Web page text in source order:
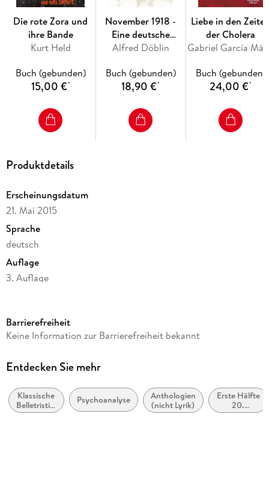
Die rote Zora und
ihre Bande
Kurt Held
Buch (gebunden)
15,00 €*
November 1918 -
Eine deutsche
Revolution
Alfred Döblin
Buch (gebunden)
18,90 €*
Liebe in den
der Cholera
Buch (gebunden)
24,00 €*
Produktdetails
Erscheinungsdatum
21. Mai 2015
Sprache
deutsch
Auflage
3. Auflage
Reihe
Autor/Autorin
Herausgegeben von
Cordelia Schmidt-Hellerau
Barrierefreiheit
Keine Information zur Barrierefreiheit bekannt
Entdecken Sie mehr
Klassische
Belletristik:
allgemein
Psychoanalyse
Anthologien
(nicht Lyrik)
Erste Hälfte
20.
Jahrhundert